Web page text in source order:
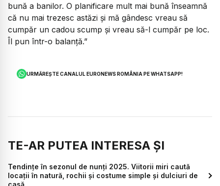
bună a banilor. O planificare mult mai bună înseamnă
că nu mai trezesc astăzi și mă gândesc vreau să
cumpăr un cadou scump și vreau să-l cumpăr pe loc.
Îl pun într-o balanță.”
URMĂREȘTE CANALUL EURONEWS ROMÂNIA PE WHATSAPP!
TE-AR PUTEA INTERESA ȘI
Tendințe în sezonul de nunți 2025. Viitorii miri caută
locații în natură, rochii și costume simple și dulciuri de